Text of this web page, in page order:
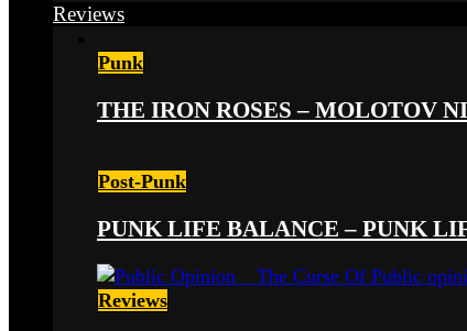
Reviews
Punk
THE IRON ROSES – MOLOTOV
Post-Punk
PUNK LIFE BALANCE – PUNK
Reviews